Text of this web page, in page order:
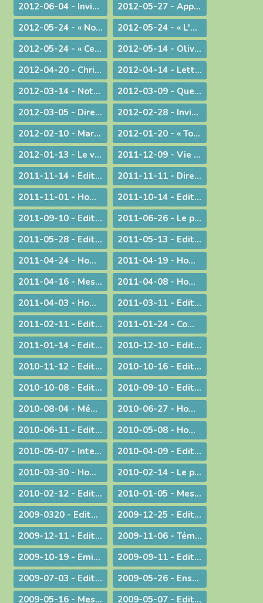
2012-06-04 - Invitation à l'Assemblée Générale de l'Association Diocésaine
2012-05-27 - Appelés à vivre l'Aujourd'hui de Dieu !
2012-05-24 - « Nous voulons vivre, développer et transmettre ce message chrétien ! »
2012-05-24 - « L'Esprit-Saint vous sera donné en plénitude. »
2012-05-24 - « Ce n'est pas le fait d'être évêque qui m'a rendu heureux, c'est le fait d'avoir donné ma vie »
2012-05-14 - Olivier de Coat, nouveau Directeur diocésain de l'Enseignement Catholique
2012-04-20 - Christ est ressuscité !
2012-04-14 - Lettre aux prêtres du diocèse
2012-03-14 - Note complémentaire à propos des élections
2012-03-09 - Quelle vision de l'homme ?
2012-03-05 - Directives diocésaines sur les intentions et offrandes de Messes
2012-02-28 - Invitation à la journée du sacerdoce et à la Messe Chrismale
2012-02-10 - Marcher pour la Vie
2012-01-20 - « Tous, nous serons transformés par la Victoire de notre Seigneur Jésus Christ. »
2012-01-13 - Le visage humain de Dieu
2011-12-09 - Vie privée ?
2011-11-14 - Edito : Mgr Bagnard revient sur le cinquantenaire de Vatican II
2011-11-11 - Dire et ne pas faire
2011-11-01 - Homélie pour la Toussaint
2011-10-14 - Edito : Vive la fa­mille !
2011-09-10 - Edito : Som­mes-nous prêts à assu­mer no­tre dif­fé­rence chré­tienne ?
2011-06-26 - Le prêtre et le mystère eucharistique
2011-05-28 - Edito : Que votre lumière brille aux yeux des hommes !
2011-05-13 - Edito : Mettre au monde des saints !
2011-04-24 - Homélie pour le Jour de Pâques
2011-04-19 - Homélie pour la Messe Chrismale
2011-04-16 - Message au sujet de l'Exposition "Je croix aux miracles" tenue en Avignon
2011-04-08 - Homélie : Itinéraire d'une rencontre avec Jésus
2011-04-03 - Homélie : Nous sommes tous des catéchumènes !
2011-03-11 - Edito : La vogue du prêt-à-porter
2011-02-11 - Edito : L'origine apostolique du célibat du prêtre
2011-01-24 - Communiqué aux chrétiens du diocèse
2011-01-14 - Edito : Une nouvelle année
2010-12-10 - Edito : Quel chemin pour l'humanité ?
2010-11-12 - Edito : Les saints n'ont pas disparu !
2010-10-16 - Edito : Le Synode pour le Moyen-Orient devrait tous nous faire réfléchir...
2010-10-08 - Edito : CARITAS IN VERITATE
2010-09-10 - Edito : Au rendez-vous des urgences, la mission est la première invitée
2010-08-04 - Méditation aux vêpres à Ars
2010-06-27 - Homélie pour les ordinations
2010-06-11 - Edito : S.D.F. pour une quin­zaine !
2010-05-08 - Homélie : Journée provinciale pour les vocations
2010-05-07 - Interview : La communion entre Eglises - Retour d'Irlande
2010-04-09 - Edito : "Attirons-le dans un piège"
2010-03-30 - Homélie pour la Messe chrismale
2010-02-14 - Le prêtre, guetteur de Dieu
2010-02-12 - Edito : La vérité de l'histoire
2010-01-05 - Message : Du nouveau dans la communication du diocèse de Belley-Ars !
2009-0320 - Edito : Quel avenir pour la paternité ?
2009-12-25 - Edito : Que de­vons-nous faire ?
2009-12-11 - Edito : Identité nationale
2009-11-06 - Témoignage : Demain, la vie de nos communautés chrétiennes
2009-10-19 - Emission : A propos du travail le dimanche
2009-09-11 - Edito : Une année pastorale qui ne ressemble à aucune autre !
2009-07-03 - Edito : Une toile de fond peu commune... pour une fin d'année ordinaire !
2009-05-26 - Enseignement : Journée du Presbyterium
2009-05-16 - Message : Evangélisation et année sacerdotale
2009-05-07 - Edito : Faut-il encore garder un peu de religion ?